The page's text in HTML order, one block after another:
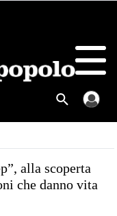
alla scoperta
che danno vita